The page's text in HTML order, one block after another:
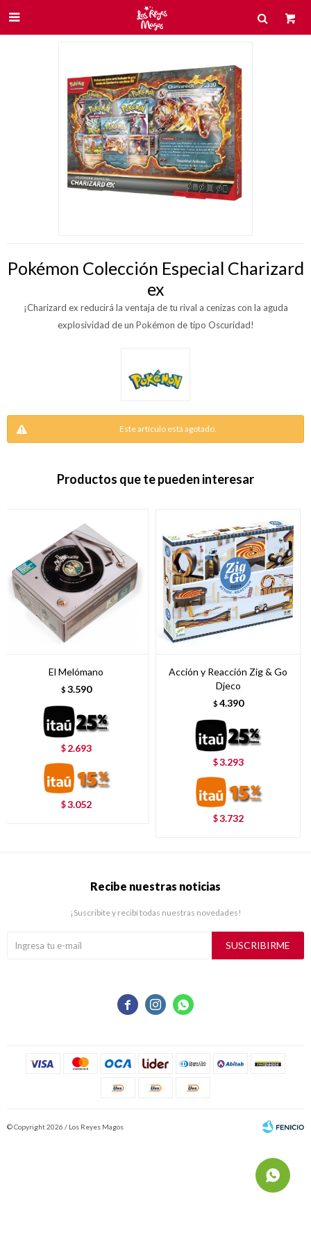

Pokémon Colección Especial Charizard
ex
¡Charizard ex reducirá la ventaja de tu rival a cenizas con la aguda
explosividad de un Pokémon de tipo Oscuridad!
Este artículo está agotado.
Productos que te pueden interesar
El Melómano
$ 3.590
$ 2.693
$3.052
Acción y Reacción Zig & Go
Djeco
$ 4.390
$3.293
$3.732
  
Recibe nuestras noticias
¡Suscribite y recibí todas nuestras novedades!
SUSCRIBIRME
© Copyright 2026 / Los Reyes Magos